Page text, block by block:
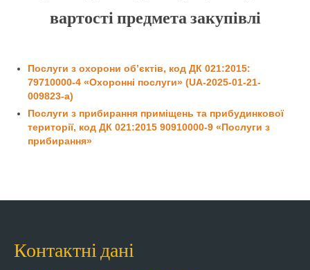
вартості предмета закупівлі
Послуги з охорони об’єктів, код ДК 021:2015:
79710000-4 «Охоронні послуги» (UA-2025-01-21-
009823-a)
Послуги з прибирання приміщень та прибудинкової
території, код ДК 021:2015 90910000-9 «Послуги з
прибирання»
Контактні дані